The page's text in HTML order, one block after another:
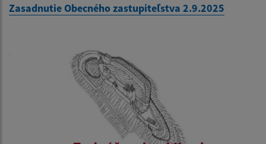
Zasadnutie Obecného zastupiteľstva 2.9.2025